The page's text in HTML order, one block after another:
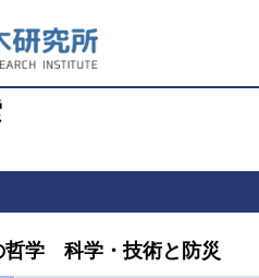
学 科学・技術と防災